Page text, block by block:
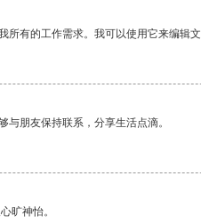
所有的工作需求。我可以使用它来编辑
朋友保持联系，分享生活点滴。
旷神怡。